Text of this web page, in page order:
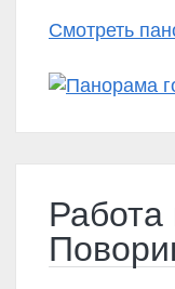
Смотреть
Работа